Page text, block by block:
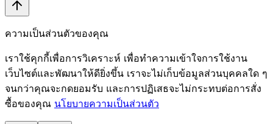
ความเป็นส่วนตัวของคุณ
เราใช้คุกกี้เพื่อการวิเคราะห์ เพื่อทำความเข้าใจการใช้งาน
เว็บไซต์และพัฒนาให้ดียิ่งขึ้น เราจะไม่เก็บข้อมูลส่วนบุคคลใด ๆ
จนกว่าคุณจะกดยอมรับ และการปฏิเสธจะไม่กระทบต่อการสั่ง
ซื้อของคุณ นโยบายความเป็นส่วนตัว